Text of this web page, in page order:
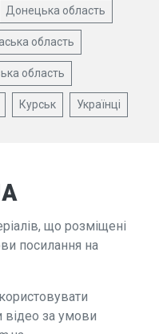
Донецька область
область
область
Курськ Українці
що розміщені
посилання на
відео за умови